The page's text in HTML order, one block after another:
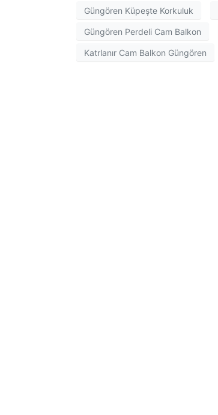
Güngören Küpeşte Korkuluk
Güngören Perdeli Cam Balkon
Katrlanır Cam Balkon Güngören